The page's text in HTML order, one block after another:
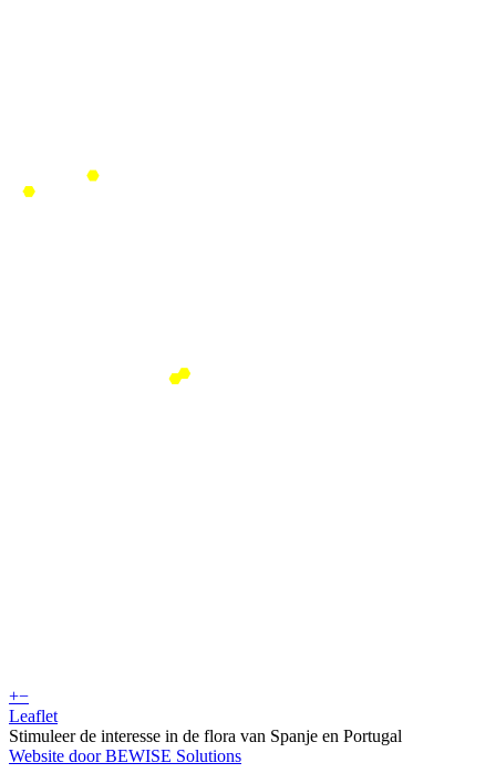
+−
Leaflet
Stimuleer de interesse in de flora van Spanje en Portugal
Website door BEWISE Solutions